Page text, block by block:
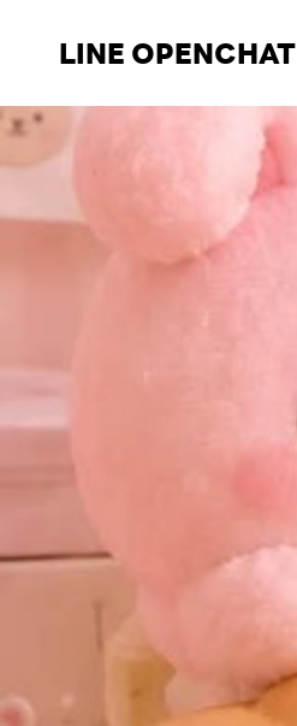
LINE OPENCHAT